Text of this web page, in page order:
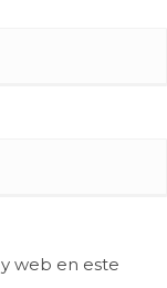
web en este